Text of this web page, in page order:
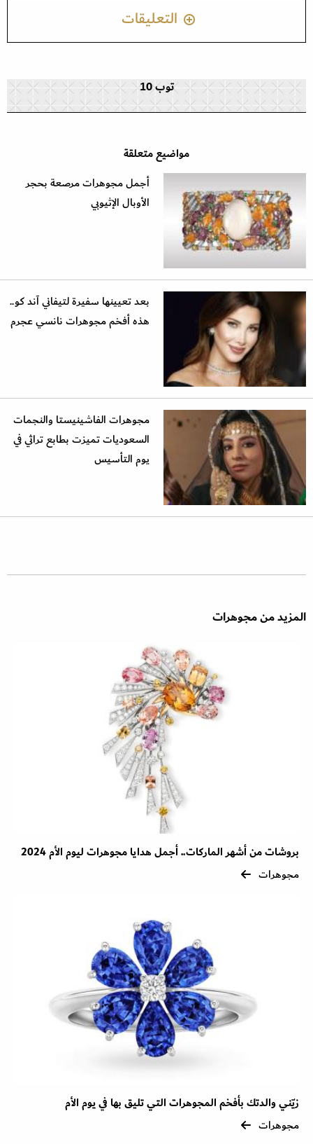
التعليقات
توب 10
مواضيع متعلقة
أجمل مجوهرات مرصعة بحجر
الأوبال الإثيوبي
بعد تعيينها سفيرة لتيفاني آند كو..
هذه أفخم مجوهرات نانسي عجرم
مجوهرات الفاشينيستا والنجمات
السعوديات تميزت بطابع تراثي في
يوم التأسيس
المزيد من مجوهرات
بروشات من أشهر الماركات.. أجمل هدايا مجوهرات ليوم الأم 2024
مجوهرات
زيّني والدتك بأفخم المجوهرات التي تليق بها في يوم الأم
مجوهرات